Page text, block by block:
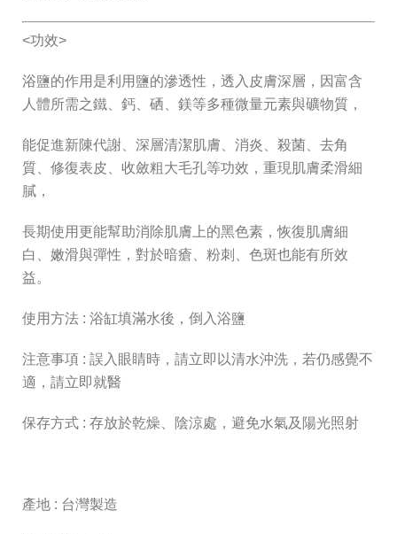
<功效>
浴鹽的作用是利用鹽的滲透性，透入皮膚深層，因富含
人體所需之鐵、鈣、硒、鎂等多種微量元素與礦物質，
能促進新陳代謝、深層清潔肌膚、消炎、殺菌、去角
質、修復表皮、收斂粗大毛孔等功效，重現肌膚柔滑細
膩，
長期使用更能幫助消除肌膚上的黑色素，恢復肌膚細
白、嫩滑與彈性，對於暗瘡、粉刺、色斑也能有所效
益。
使用方法 : 浴缸填滿水後，倒入浴鹽
注意事項 : 誤入眼睛時，請立即以清水沖洗，若仍感覺不
適，請立即就醫
保存方式 : 存放於乾燥、陰涼處，避免水氣及陽光照射
產地 : 台灣製造